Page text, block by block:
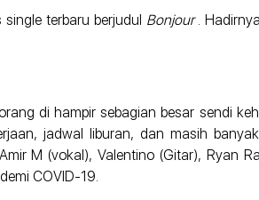
terbaru berjudul Bonjour.
di hampir sebagian besar sendi
jadwal liburan, dan masih
M (vokal), Valentino (Gitar), Ryan
COVID-19.